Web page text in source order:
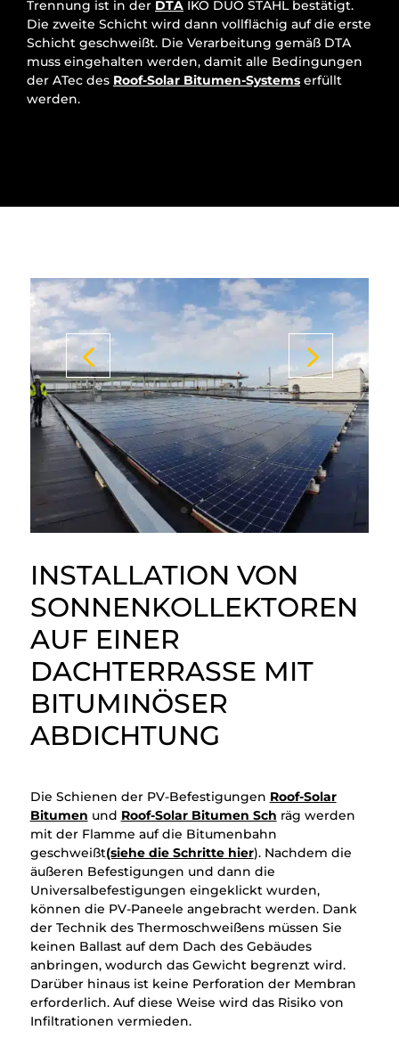
Trennung ist in der DTA IKO DUO STAHL bestätigt.
Die zweite Schicht wird dann vollflächig auf die erste
Schicht geschweißt. Die Verarbeitung gemäß DTA
muss eingehalten werden, damit alle Bedingungen
der ATec des Roof-Solar Bitumen-Systems erfüllt
werden.
INSTALLATION VON
SONNENKOLLEKTOREN
AUF EINER
DACHTERRASSE MIT
BITUMINÖSER
ABDICHTUNG
Die Schienen der PV-Befestigungen Roof-Solar
Bitumen und Roof-Solar Bitumen Sch räg werden
mit der Flamme auf die Bitumenbahn
geschweißt(siehe die Schritte hier). Nachdem die
äußeren Befestigungen und dann die
Universalbefestigungen eingeklickt wurden,
können die PV-Paneele angebracht werden. Dank
der Technik des Thermoschweißens müssen Sie
keinen Ballast auf dem Dach des Gebäudes
anbringen, wodurch das Gewicht begrenzt wird.
Darüber hinaus ist keine Perforation der Membran
erforderlich. Auf diese Weise wird das Risiko von
Infiltrationen vermieden.